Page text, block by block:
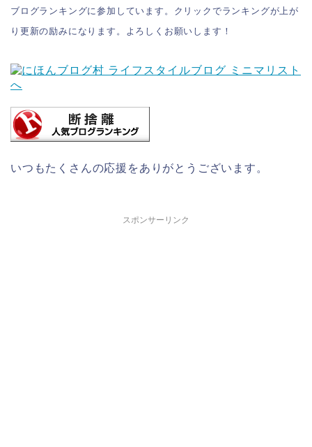
ブログランキングに参加しています。クリックでランキングが上が
り更新の励みになります。よろしくお願いします！
いつもたくさんの応援をありがとうございます。
スポンサーリンク